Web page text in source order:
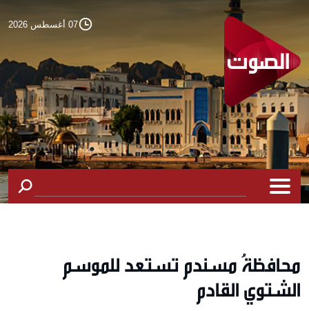
07 أغسطس 2026
محافظةُ مسندم تستعد للموسم
الشتوي القادم